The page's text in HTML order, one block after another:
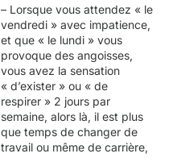
– Lorsque vous attendez « le
vendredi » avec impatience,
et que « le lundi » vous
provoque des angoisses,
vous avez la sensation
« d’exister » ou « de
respirer » 2 jours par
semaine, alors là, il est plus
que temps de changer de
travail ou même de carrière,